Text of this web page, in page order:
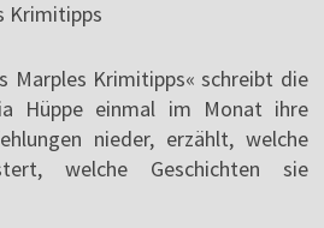
Marples Krimitipps« schreibt die
Hüppe einmal im Monat ihre
nieder, erzählt, welche
welche Geschichten sie